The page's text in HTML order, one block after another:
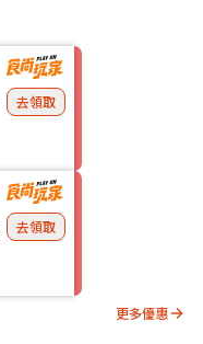
去領取
去領取
更多優惠